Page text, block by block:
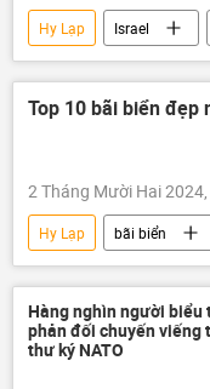
Hy Lạp Israel
Thế giới
hệ
Top 10 bãi biển đẹp
2 Tháng Mười Hai
Hy Lạp bãi biển
Xã hội
Thái Lan
Brazil
Bahamas
Hàng nghìn người biểu
phản đối chuyến viếng
thư ký NATO